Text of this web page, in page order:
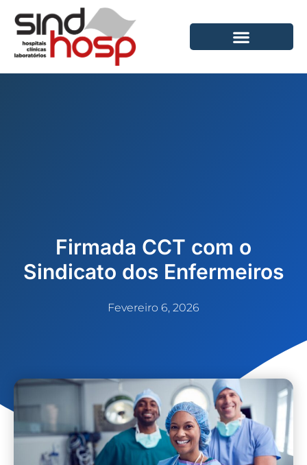
para
conteúdo
Firmada CCT com o
Sindicato dos Enfermeiros
Fevereiro 6, 2026